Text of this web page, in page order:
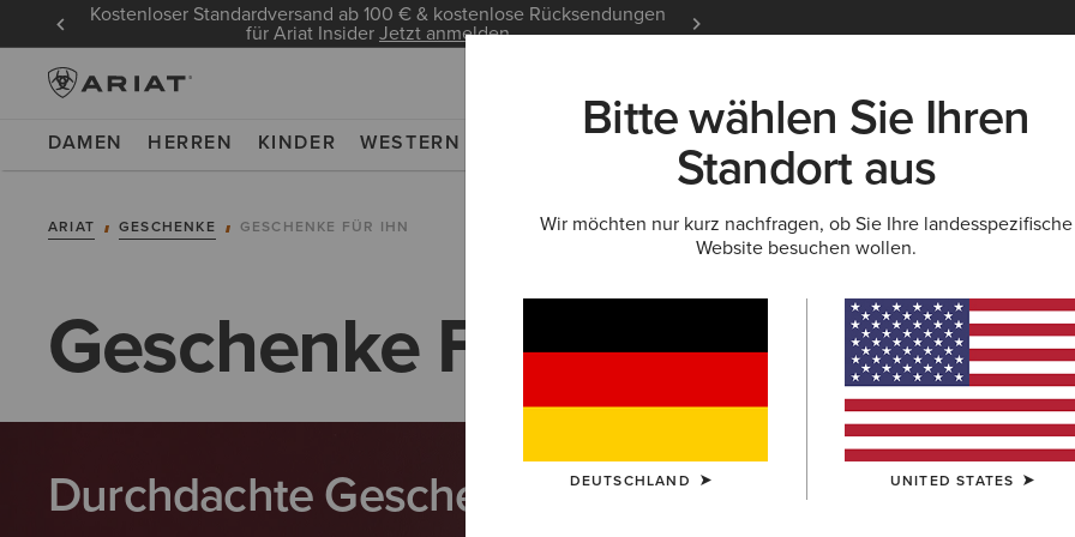
Kostenloser Standardversand ab 100 € & kostenlose Rücksendungen
für Ariat InsiderJetzt anmelden
DAMEN HERREN KINDER WESTERN NEU & FEATURED ARIAT LIFE OUTLET
ARIAT GESCHENKE GESCHENKE FÜR IHN
Geschenke Für Ihn
Durchdachte Geschenke, die Weihnachten
Bitte wählen Sie Ihren
Standort aus
Wir möchten nur kurz nachfragen, ob Sie Ihre landesspezifische
Website besuchen wollen.
DEUTSCHLAND UNITED STATES